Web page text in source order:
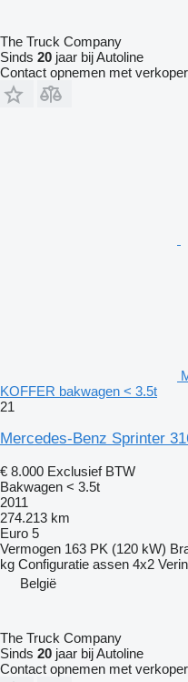
The Truck Company
Sinds 20 jaar bij Autoline
Contact opnemen met verkoper
KOFFER bakwagen < 3.5t
21
Mercedes-Benz Sprinter
€ 8.000 Exclusief BTW
Bakwagen < 3.5t
2011
274.213 km
Euro 5
Vermogen 163 PK (120 kW)
kg Configuratie assen 4x2
België
The Truck Company
Sinds 20 jaar bij Autoline
Contact opnemen met verkoper